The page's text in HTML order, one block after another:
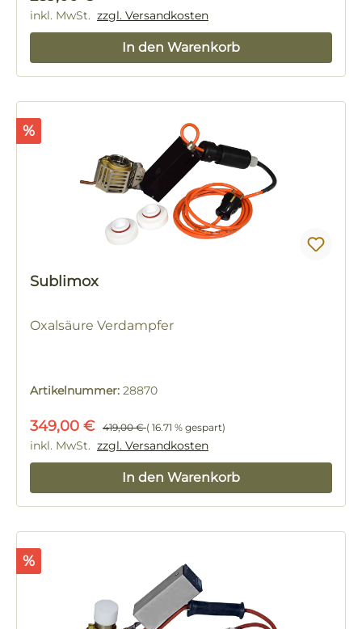
inkl. MwSt. zzgl. Versandkosten
In den Warenkorb
Rabatt
%
Sublimox
Oxalsäure Verdampfer
Artikelnummer: 28870
Verkaufspreis:
349,00 € Regulärer Preis:
419,00 €( 16.71 % gespart)
inkl. MwSt. zzgl. Versandkosten
In den Warenkorb
Rabatt
%